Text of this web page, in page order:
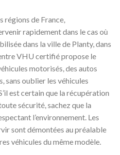
de France,
rapidement dans le cas où
dans la ville de Planty, dans
VHU certifié propose le
motorisés, des autos
sans oublier les véhicules
est certain que la récupération
sécurité, sachez que la
l’environnement. Les
sont démontées au préalable
véhicules du même modèle.